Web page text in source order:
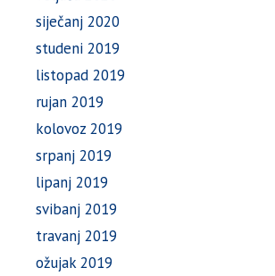
siječanj 2020
studeni 2019
listopad 2019
rujan 2019
kolovoz 2019
srpanj 2019
lipanj 2019
svibanj 2019
travanj 2019
ožujak 2019